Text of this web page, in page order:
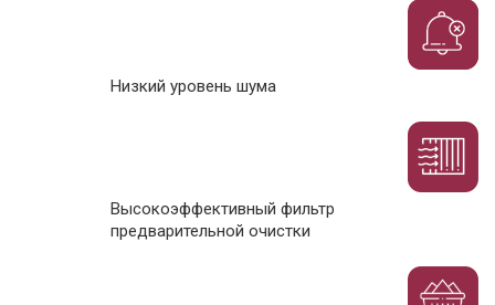
Низкий уровень шума
Высокоэффективный фильтр
предварительной очистки